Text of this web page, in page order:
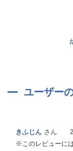
資料を持って移動し
あなたと視線が合
▼▼▼トラック3:連
ユーザー
きふじん さん
※このレビューに